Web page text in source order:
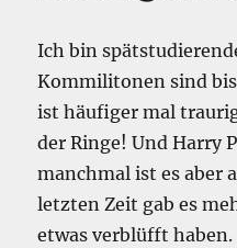
Ich bin
Kommilitonen sind bis
ist häufiger mal
der Ringe! Und Harry
manchmal ist es aber
letzten Zeit gab es
etwas verblüfft haben.